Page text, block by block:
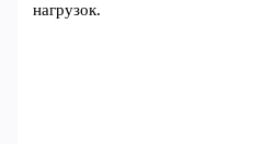
нагрузок.